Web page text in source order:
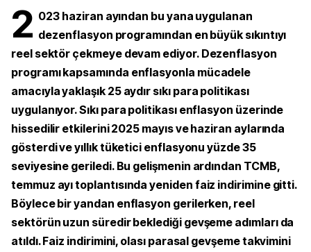
2 023 haziran ayından bu yana uygulanan
dezenflasyon programından en büyük sıkıntıyı
reel sektör çekmeye devam ediyor. Dezenflasyon
programı kapsamında enflasyonla mücadele
amacıyla yaklaşık 25 aydır sıkı para politikası
uygulanıyor. Sıkı para politikası enflasyon üzerinde
hissedilir etkilerini 2025 mayıs ve haziran aylarında
gösterdi ve yıllık tüketici enflasyonu yüzde 35
seviyesine geriledi. Bu gelişmenin ardından TCMB,
temmuz ayı toplantısında yeniden faiz indirimine gitti.
Böylece bir yandan enflasyon gerilerken, reel
sektörün uzun süredir beklediği gevşeme adımları da
atıldı. Faiz indirimini, olası parasal gevşeme takvimini